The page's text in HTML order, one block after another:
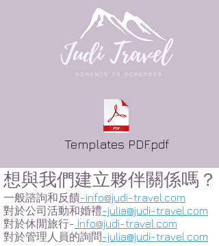
Templates PDF.pdf
想與我們建立夥伴關係嗎？
一般諮詢和反饋-info@judi-travel.com
對於公司活動和婚禮-julia@judi-travel.com
對於休閒旅行- info@judi-travel.com
對於管理人員的詢問-julia@judi-travel.com